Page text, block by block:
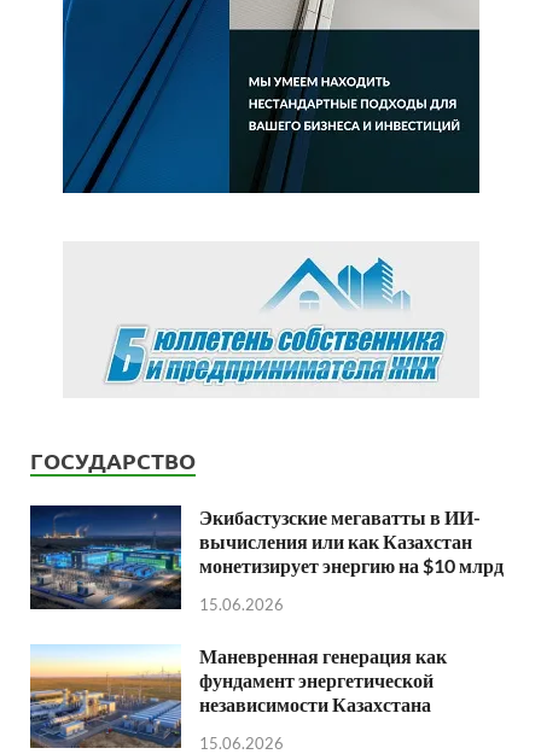
ГОСУДАРСТВО
Экибастузские мегаватты в ИИ-
вычисления или как Казахстан
монетизирует энергию на $10 млрд
15.06.2026
Маневренная генерация как
фундамент энергетической
независимости Казахстана
15.06.2026